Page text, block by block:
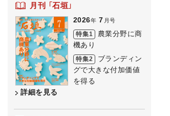
月刊 「石垣」
2026年 7 月号
特集1
農業分野に商
機あり
特集2
ブランディン
グで大きな付加価値
を得る
詳細を見る